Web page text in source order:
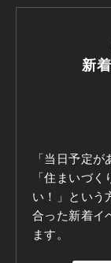
新
「当日予定
「住まいづ
い！」という
合った新着イ
ます。